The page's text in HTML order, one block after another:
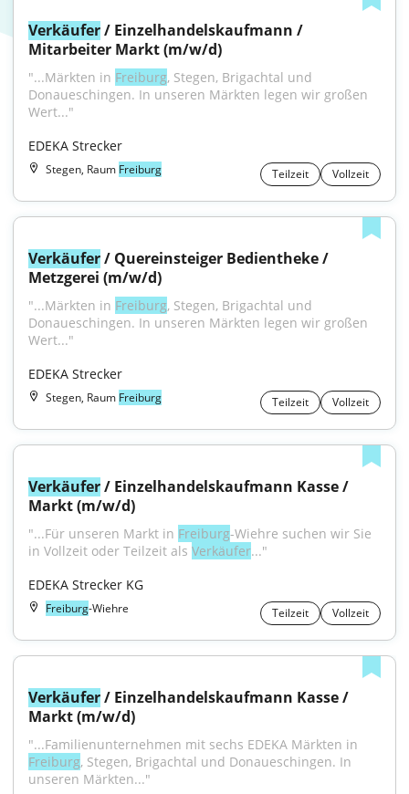
Verkäufer / Einzelhandelskaufmann /
Mitarbeiter Markt (m/w/d)
"...Märkten in Freiburg, Stegen, Brigachtal und
Donaueschingen. In unseren Märkten legen wir großen
Wert..."
EDEKA Strecker
Stegen, Raum Freiburg Teilzeit Vollzeit
Verkäufer / Quereinsteiger Bedientheke /
Metzgerei (m/w/d)
"...Märkten in Freiburg, Stegen, Brigachtal und
Donaueschingen. In unseren Märkten legen wir großen
Wert..."
EDEKA Strecker
Stegen, Raum Freiburg Teilzeit Vollzeit
Verkäufer / Einzelhandelskaufmann Kasse /
Markt (m/w/d)
"...Für unseren Markt in Freiburg-Wiehre suchen wir Sie
in Vollzeit oder Teilzeit als Verkäufer..."
EDEKA Strecker KG
Freiburg-Wiehre Teilzeit Vollzeit
Verkäufer / Einzelhandelskaufmann Kasse /
Markt (m/w/d)
Freiburg, Stegen, Brigachtal und Donaueschingen. In
unseren Märkten..."